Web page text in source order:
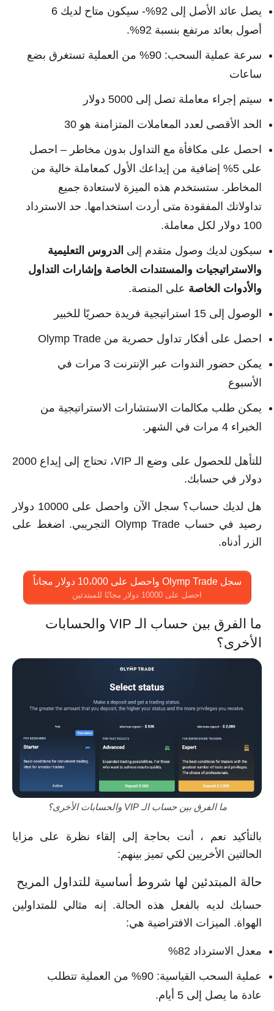
يصل عائد الأصل إلى 92%- سيكون متاح لديك 6
أصول بعائد مرتفع بنسبة 92%.
سرعة عملية السحب: 90% من العملية تستغرق بضع
ساعات
سيتم إجراء معاملة تصل إلى 5000 دولار
الحد الأقصى لعدد المعاملات المتزامنة هو 30
احصل على مكافأة مع التداول بدون مخاطر – احصل
على 5% إضافية من إيداعك الأول كمعاملة خالية من
المخاطر. ستستخدم هذه الميزة لاستعادة جميع
تداولاتك المفقودة متى أردت استخدامها. حد الاسترداد
100 دولار لكل معاملة.
سيكون لديك وصول متقدم إلى الدروس التعليمية
والاستراتيجيات والمستندات الخاصة وإشارات التداول
والأدوات الخاصة على المنصة.
الوصول إلى 15 استراتيجية فريدة حصريًا للخبير
احصل على أفكار تداول حصرية من Olymp Trade
يمكن حضور الندوات عبر الإنترنت 3 مرات في
الأسبوع
يمكن طلب مكالمات الاستشارات الاستراتيجية من
الخبراء 4 مرات في الشهر.
للتأهل للحصول على وضع الـ VIP، تحتاج إلى إيداع 2000
دولار في حسابك.
هل لديك حساب؟ سجل الآن واحصل على 10000 دولار
رصيد في حساب Olymp Trade التجريبي. اضغط على
الزر أدناه.
سجل Olymp Trade واحصل على 10،000 دولار مجاناً
احصل على 10000 دولار مجانًا للمبتدئين
ما الفرق بين حساب الـ VIP والحسابات
الأخرى؟
ما الفرق بين حساب الـ VIP والحسابات الأخرى؟
بالتأكيد نعم ، أنت بحاجة إلى إلقاء نظرة على مزايا
الحالتين الأخريين لكي تميز بينهم:
حالة المبتدئين لها شروط أساسية للتداول المريح
حسابك لديه بالفعل هذه الحالة. إنه مثالي للمتداولين
الهواة. الميزات الافتراضية هي:
معدل الاسترداد 82%
عملية السحب القياسية: 90% من العملية تتطلب
عادة ما يصل إلى 5 أيام.